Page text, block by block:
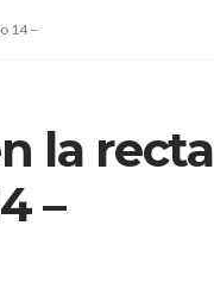
14 –
la recta
–